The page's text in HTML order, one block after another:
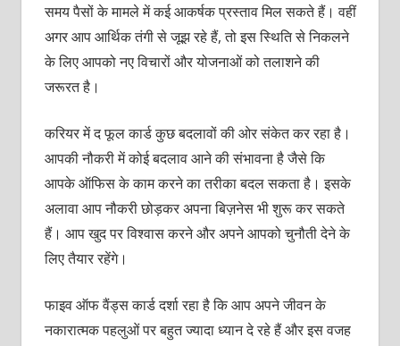
समय पैसों के मामले में कई आकर्षक प्रस्‍ताव मिल सकते हैं। वहीं
अगर आप आर्थिक तंगी से जूझ रहे हैं, तो इस स्थिति से निकलने
के लिए आपको नए विचारों और योजनाओं को तलाशने की
जरूरत है।
करियर में द फूल कार्ड कुछ बदलावों की ओर संकेत कर रहा है।
आपकी नौकरी में कोई बदलाव आने की संभावना है जैसे कि
आपके ऑफिस के काम करने का तरीका बदल सकता है। इसके
अलावा आप नौकरी छोड़कर अपना बिज़नेस भी शुरू कर सकते
हैं। आप खुद पर विश्‍वास करने और अपने आपको चुनौती देने के
लिए तैयार रहेंगे।
फाइव ऑफ वैंड्स कार्ड दर्शा रहा है कि आप अपने जीवन के
नकारात्‍मक पहलुओं पर बहुत ज्‍यादा ध्‍यान दे रहे हैं और इस वजह